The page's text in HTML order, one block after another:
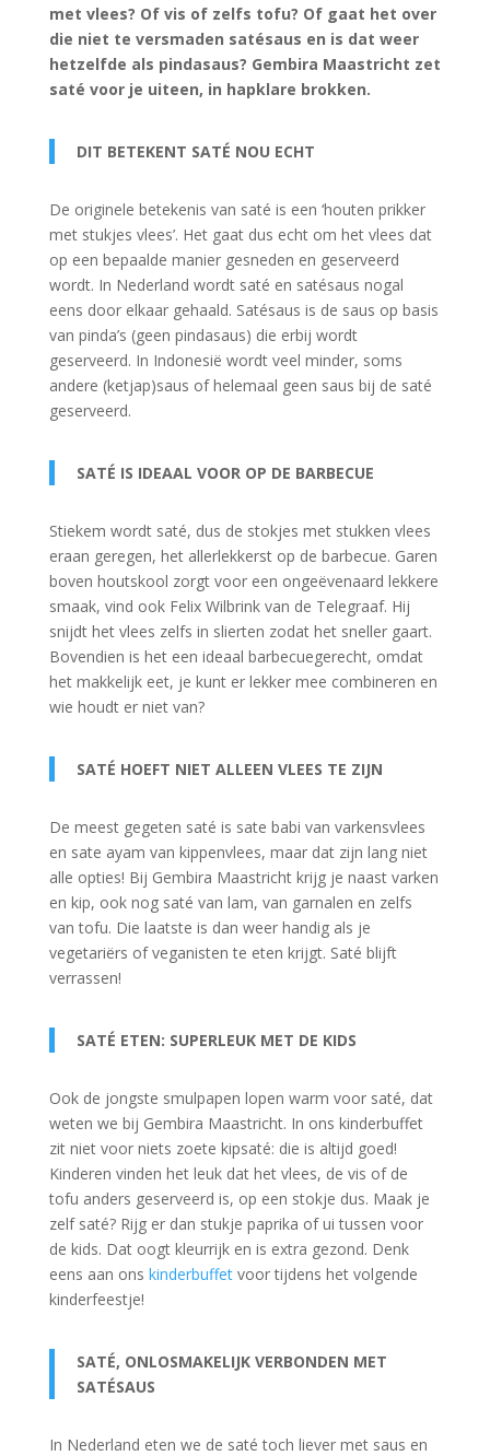
met vlees? Of vis of zelfs tofu? Of gaat het over
die niet te versmaden satésaus en is dat weer
hetzelfde als pindasaus? Gembira Maastricht zet
saté voor je uiteen, in hapklare brokken.
DIT BETEKENT SATÉ NOU ECHT
De originele betekenis van saté is een ‘houten prikker
met stukjes vlees’. Het gaat dus echt om het vlees dat
op een bepaalde manier gesneden en geserveerd
wordt. In Nederland wordt saté en satésaus nogal
eens door elkaar gehaald. Satésaus is de saus op basis
van pinda’s (geen pindasaus) die erbij wordt
geserveerd. In Indonesië wordt veel minder, soms
andere (ketjap)saus of helemaal geen saus bij de saté
geserveerd.
SATÉ IS IDEAAL VOOR OP DE BARBECUE
Stiekem wordt saté, dus de stokjes met stukken vlees
eraan geregen, het allerlekkerst op de barbecue. Garen
boven houtskool zorgt voor een ongeëvenaard lekkere
smaak, vind ook Felix Wilbrink van de Telegraaf. Hij
snijdt het vlees zelfs in slierten zodat het sneller gaart.
Bovendien is het een ideaal barbecuegerecht, omdat
het makkelijk eet, je kunt er lekker mee combineren en
wie houdt er niet van?
SATÉ HOEFT NIET ALLEEN VLEES TE ZIJN
De meest gegeten saté is sate babi van varkensvlees
en sate ayam van kippenvlees, maar dat zijn lang niet
alle opties! Bij Gembira Maastricht krijg je naast varken
en kip, ook nog saté van lam, van garnalen en zelfs
van tofu. Die laatste is dan weer handig als je
vegetariërs of veganisten te eten krijgt. Saté blijft
verrassen!
SATÉ ETEN: SUPERLEUK MET DE KIDS
Ook de jongste smulpapen lopen warm voor saté, dat
weten we bij Gembira Maastricht. In ons kinderbuffet
zit niet voor niets zoete kipsaté: die is altijd goed!
Kinderen vinden het leuk dat het vlees, de vis of de
tofu anders geserveerd is, op een stokje dus. Maak je
zelf saté? Rijg er dan stukje paprika of ui tussen voor
de kids. Dat oogt kleurrijk en is extra gezond. Denk
eens aan ons kinderbuffetvoor tijdens het volgende
kinderfeestje!
SATÉ, ONLOSMAKELIJK VERBONDEN MET
SATÉSAUS
In Nederland eten we de saté toch liever met saus en